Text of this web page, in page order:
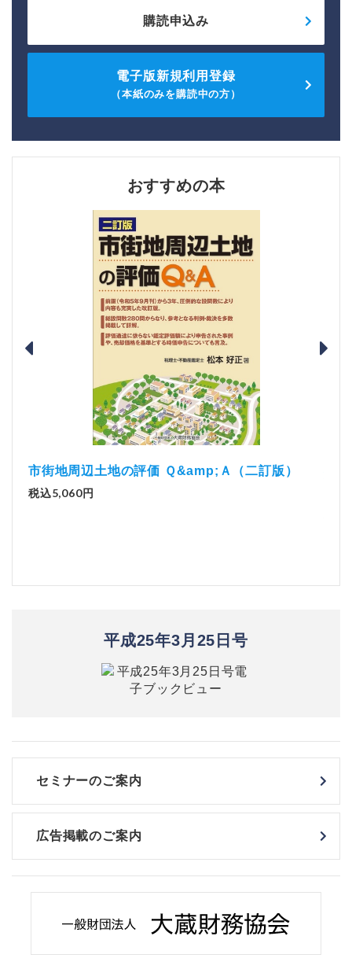
購読申込み
電子版新規利用登録
（本紙のみを購読中の方）
おすすめの本
解説とQ&amp;Aでわかる 電子帳簿等保存制度の
実務（改訂版）
平成25年3月25日号
セミナーのご案内
広告掲載のご案内